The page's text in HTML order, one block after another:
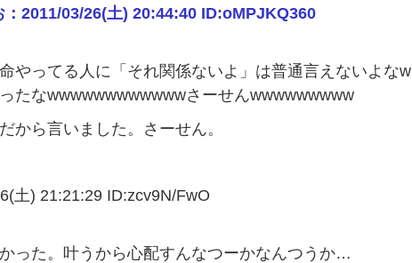
2011/03/26(土) 20:44:40 ID:oMPJKQ360
やってる人に「それ関係ないよ」は普通言えないよなw
たなwwwwwwwwwwwwさーせんwwwwwwwww
から言いました。さーせん。
土) 21:21:29 ID:zcv9N/FwO
った。叶うから心配すんなつーかなんつうか…